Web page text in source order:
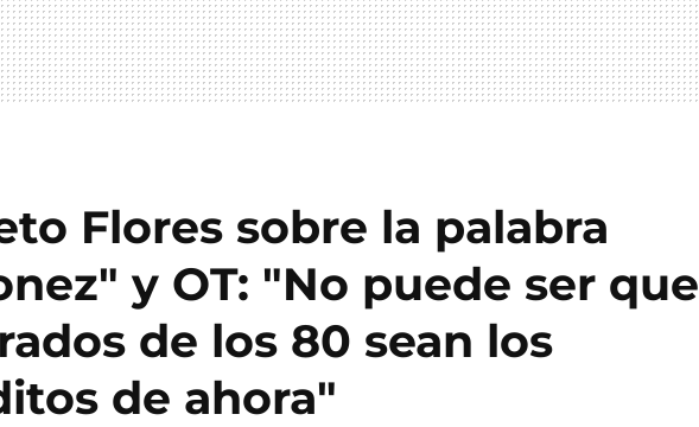
Flores sobre la palabra
y OT: "No puede ser que
de los 80 sean los
de ahora"